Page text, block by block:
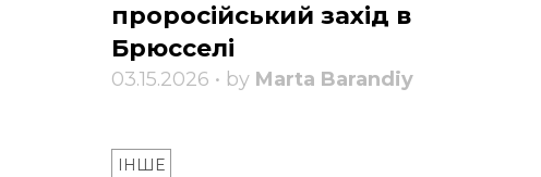
проросійський захід в
Брюсселі
03.15.2026 • by Marta Barandiy
ІНШЕ